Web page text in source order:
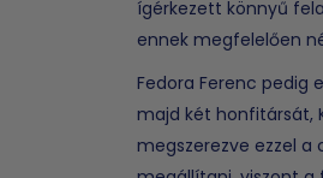
ígérkezett könnyű
ennek megfelelően
Fedora Ferenc pedig
majd két honfitársát,
megszerezve ezzel a